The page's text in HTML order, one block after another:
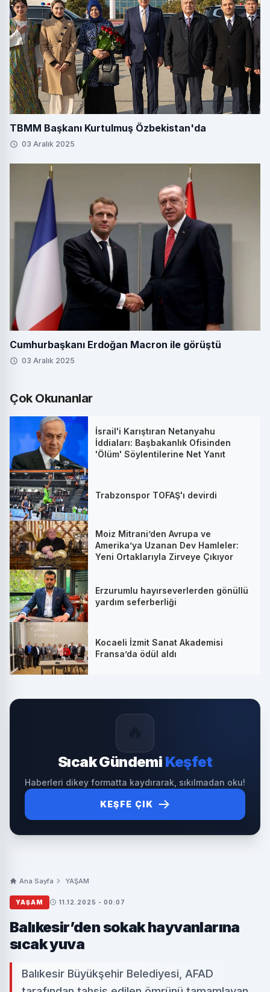
TBMM Başkanı Kurtulmuş Özbekistan'da
03 Aralık 2025
Cumhurbaşkanı Erdoğan Macron ile görüştü
03 Aralık 2025
Çok Okunanlar
İsrail'i Karıştıran Netanyahu
İddiaları: Başbakanlık Ofisinden
'Ölüm' Söylentilerine Net Yanıt
Trabzonspor TOFAŞ'ı devirdi
Moiz Mitrani’den Avrupa ve
Amerika’ya Uzanan Dev Hamleler:
Yeni Ortaklarıyla Zirveye Çıkıyor
Erzurumlu hayırseverlerden gönüllü
yardım seferberliği
Kocaeli İzmit Sanat Akademisi
Fransa’da ödül aldı
Sıcak Gündemi Keşfet
Haberleri dikey formatta kaydırarak, sıkılmadan oku!
KEŞFE ÇIK
Ana Sayfa YAŞAM
YAŞAM 11.12.2025 - 00:07
Balıkesir’den sokak hayvanlarına
sıcak yuva
Balıkesir Büyükşehir Belediyesi, AFAD